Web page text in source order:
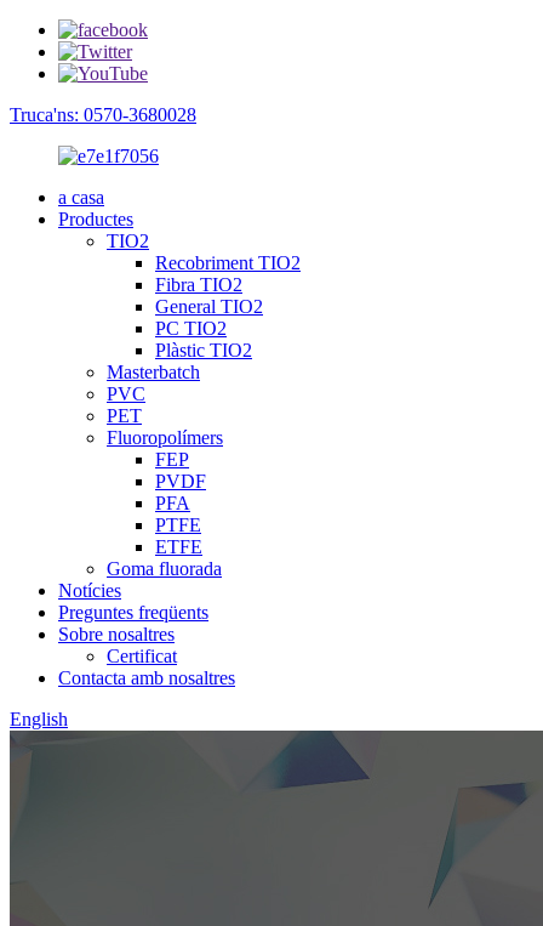
Truca'ns: 0570-3680028
a casa
Productes
TIO2
Recobriment TIO2
Fibra TIO2
General TIO2
PC TIO2
Plàstic TIO2
Masterbatch
PVC
PET
Fluoropolímers
FEP
PVDF
PFA
PTFE
ETFE
Goma fluorada
Notícies
Preguntes freqüents
Sobre nosaltres
Certificat
Contacta amb nosaltres
English